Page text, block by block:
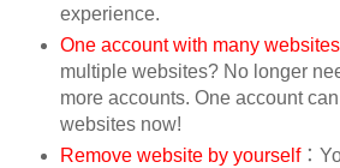
experience.
One account with many websites
multiple websites? No longer
more accounts. One account
websites now!
Remove website by yourself：